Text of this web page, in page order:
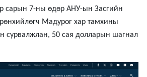
сарын 7-ны өдөр АНУ-ын Засгийн
Мадурог хар тамхины
сурвалжлан, 50 сая долларын шагнал